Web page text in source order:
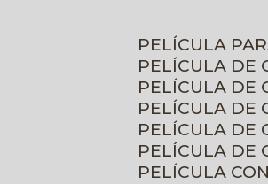
PELÍCULA
PELÍCULA
PELÍCULA
PELÍCULA
PELÍCULA
PELÍCULA
PELÍCULA